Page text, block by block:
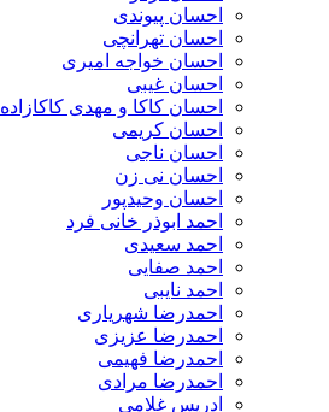
احسان پیوندی
احسان تهرانچی
احسان خواجه امیری
احسان غیبی
احسان کاکا و مهدی کاکازاده
احسان کریمی
احسان ناجی
احسان نی زن
احسان وحیدپور
احمد ابوذر خانی فرد
احمد سعیدی
احمد صفایی
احمد نایبی
احمدرضا شهریاری
احمدرضا عزیزی
احمدرضا فهیمی
احمدرضا مرادی
ادریس غلامی